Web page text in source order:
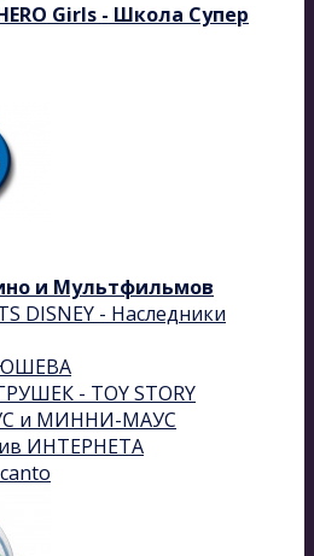
Girls - Школа Супер
и Мультфильмов
DISNEY - Наследники
- TOY STORY
и МИННИ-МАУС
ИНТЕРНЕТА